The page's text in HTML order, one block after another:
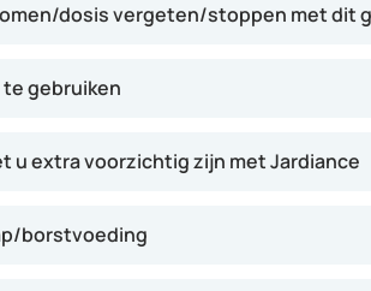
dosis vergeten/stoppen met dit
gebruiken
u extra voorzichtig zijn met Jardiance
borstvoeding